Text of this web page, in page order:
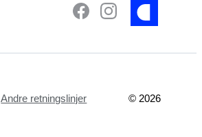
Andre retningslinjer © 2026